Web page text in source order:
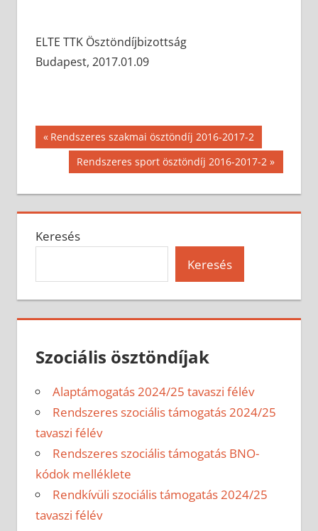
ELTE TTK Ösztöndíjbizottság
Budapest, 2017.01.09
Bejegyzés
navigáció
Previous
Post:
Rendszeres szakmai ösztöndíj 2016-2017-2
Next
Rendszeres sport ösztöndíj 2016-2017-2
Keresés
Keresés
Szociális ösztöndíjak
Alaptámogatás 2024/25 tavaszi félév
Rendszeres szociális támogatás 2024/25
tavaszi félév
Rendszeres szociális támogatás BNO-
kódok melléklete
Rendkívüli szociális támogatás 2024/25
tavaszi félév